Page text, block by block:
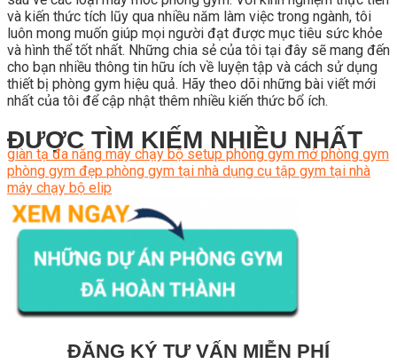
và kiến thức tích lũy qua nhiều năm làm việc trong ngành, tôi
luôn mong muốn giúp mọi người đạt được mục tiêu sức khỏe
và hình thể tốt nhất. Những chia sẻ của tôi tại đây sẽ mang đến
cho bạn nhiều thông tin hữu ích về luyện tập và cách sử dụng
thiết bị phòng gym hiệu quả. Hãy theo dõi những bài viết mới
nhất của tôi để cập nhật thêm nhiều kiến thức bổ ích.
ĐƯỢC TÌM KIẾM NHIỀU NHẤT
giàn tạ đa năng máy chạy bộ setup phòng gym mở phòng gym
phòng gym đẹp phòng gym tại nhà dụng cụ tập gym tại nhà
máy chạy bộ elip
ĐĂNG KÝ TƯ VẤN MIỄN PHÍ